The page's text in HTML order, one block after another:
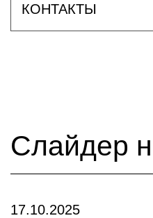
КОНТАКТЫ
Слайдер
17.10.2025